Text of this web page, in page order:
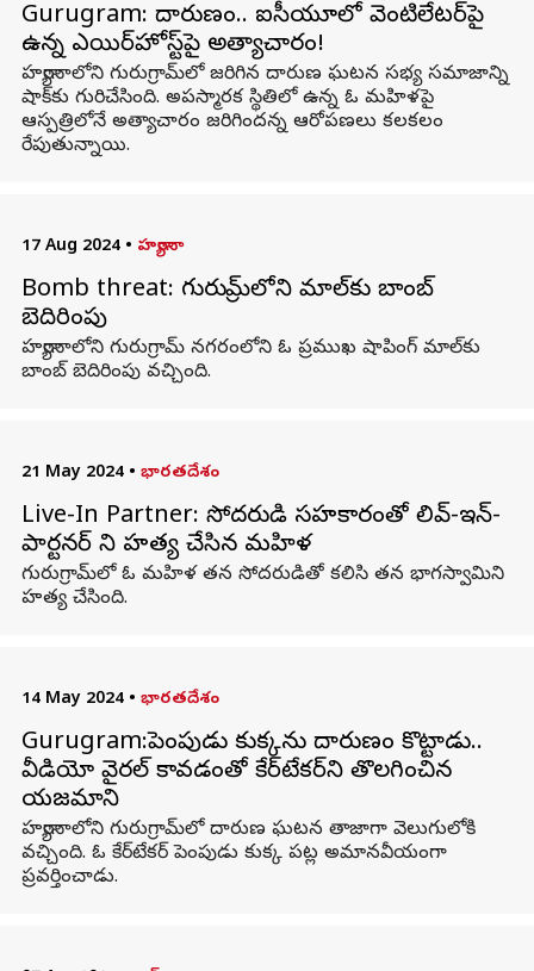
Gurugram: దారుణం.. ఐసీయూలో వెంటిలేటర్‌పై
ఉన్న ఎయిర్‌హోస్ట్‌పై అత్యాచారం!
హర్యానాలోని గురుగ్రామ్‌లో జరిగిన దారుణ ఘటన సభ్య సమాజాన్ని
షాక్‌కు గురిచేసింది. అపస్మారక స్థితిలో ఉన్న ఓ మహిళపై
ఆస్పత్రిలోనే అత్యాచారం జరిగిందన్న ఆరోపణలు కలకలం
రేపుతున్నాయి.
17 Aug 2024 • హర్యానా
Bomb threat: గురుగ్రామ్‌లోని మాల్‌కు బాంబ్
బెదిరింపు
హర్యానాలోని గురుగ్రామ్ నగరంలోని ఓ ప్రముఖ షాపింగ్ మాల్‌కు
బాంబ్ బెదిరింపు వచ్చింది.
21 May 2024 • భారతదేశం
Live-In Partner: సోదరుడి సహకారంతో లివ్-ఇన్-
పార్టనర్ ని హత్య చేసిన మహిళ
గురుగ్రామ్‌లో ఓ మహిళ తన సోదరుడితో కలిసి తన భాగస్వామిని
హత్య చేసింది.
14 May 2024 • భారతదేశం
Gurugram:పెంపుడు కుక్కను దారుణంగా కొట్టాడు..
వీడియో వైరల్ కావడంతో కేర్‌టేకర్‌ని తొలగించిన
యజమాని
హర్యానాలోని గురుగ్రామ్‌లో దారుణ ఘటన తాజాగా వెలుగులోకి
వచ్చింది. ఓ కేర్‌టేకర్‌ పెంపుడు కుక్క పట్ల అమానవీయంగా
ప్రవర్తించాడు.